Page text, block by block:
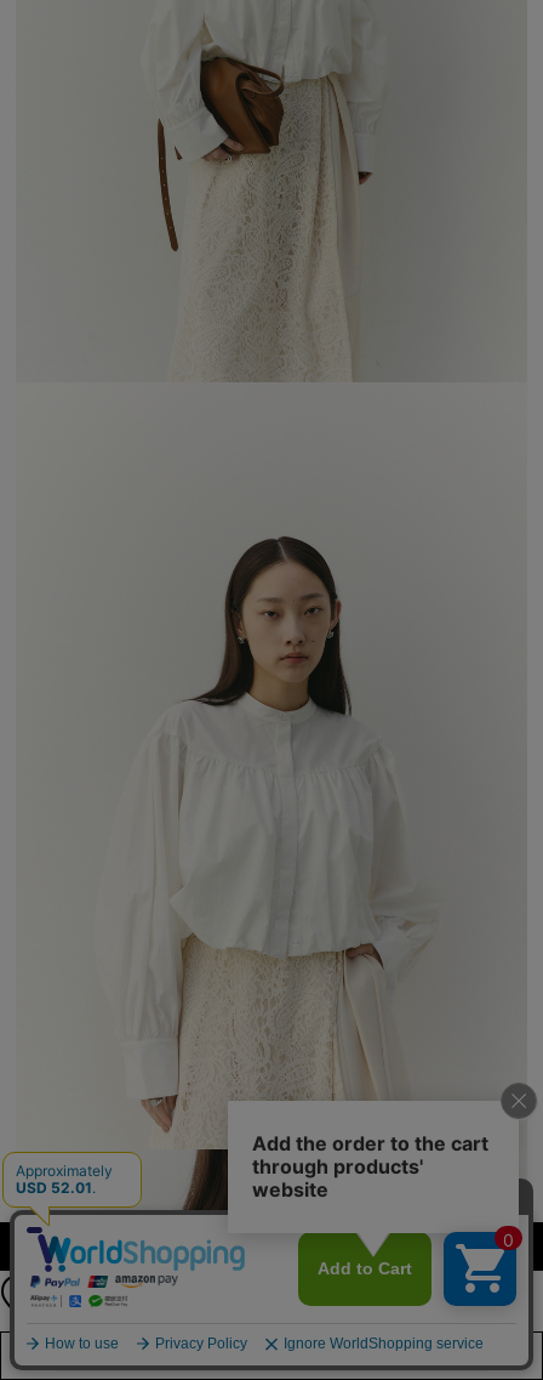
カラーを選択する（フリーサイズ）
店舗在庫を見る
公式LINEアカウント
お友達登録で
最新情報を配信中
詳しくはこちら